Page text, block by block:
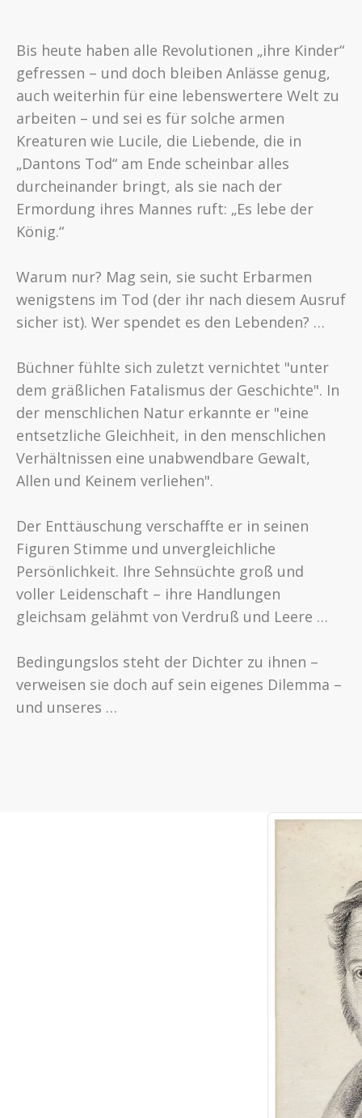
Bis heute haben alle Revolutionen „ihre Kinder“
gefressen – und doch bleiben Anlässe genug,
auch weiterhin für eine lebenswertere Welt zu
arbeiten – und sei es für solche armen
Kreaturen wie Lucile, die Liebende, die in
„Dantons Tod“ am Ende scheinbar alles
durcheinander bringt, als sie nach der
Ermordung ihres Mannes ruft: „Es lebe der
König.“
Warum nur? Mag sein, sie sucht Erbarmen
wenigstens im Tod (der ihr nach diesem Ausruf
sicher ist). Wer spendet es den Lebenden? …
Büchner fühlte sich zuletzt vernichtet "unter
dem gräßlichen Fatalismus der Geschichte". In
der menschlichen Natur erkannte er "eine
entsetzliche Gleichheit, in den menschlichen
Verhältnissen eine unabwendbare Gewalt,
Allen und Keinem verliehen".
Der Enttäuschung verschaffte er in seinen
Figuren Stimme und unvergleichliche
Persönlichkeit. Ihre Sehnsüchte groß und
voller Leidenschaft – ihre Handlungen
gleichsam gelähmt von Verdruß und Leere …
Bedingungslos steht der Dichter zu ihnen –
verweisen sie doch auf sein eigenes Dilemma –
und unseres …